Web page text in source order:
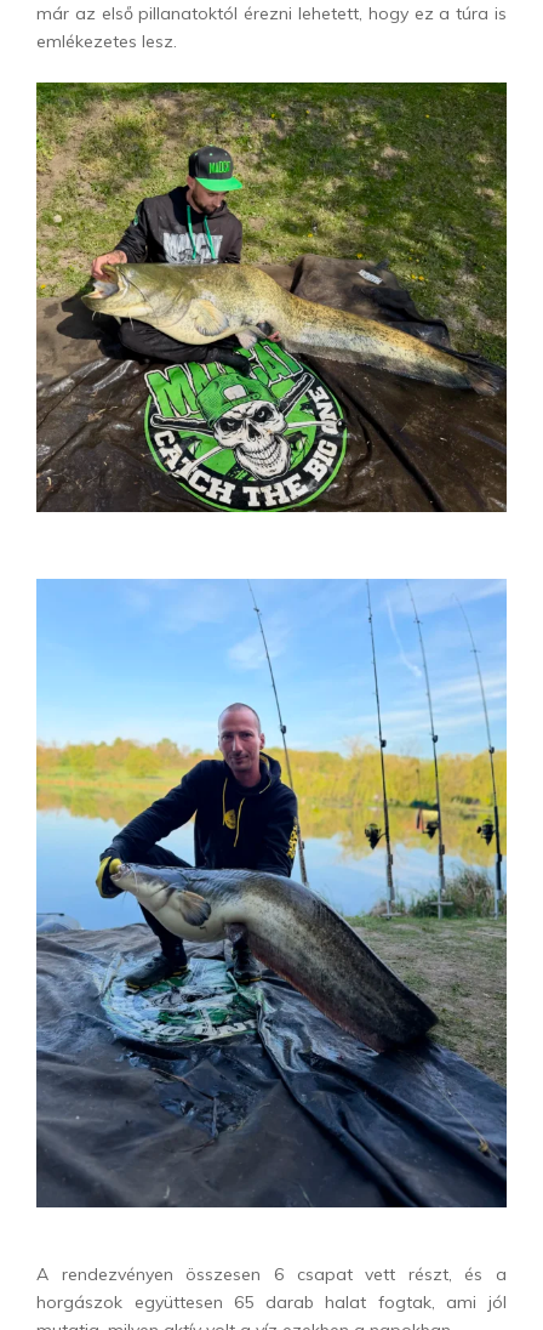
már az első pillanatoktól érezni lehetett, hogy ez a túra is
emlékezetes lesz.
A rendezvényen összesen 6 csapat vett részt, és a
horgászok együttesen 65 darab halat fogtak, ami jól